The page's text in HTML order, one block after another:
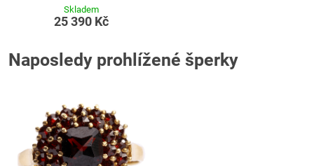
Skladem
25 390 Kč
Naposledy prohlížené šperky